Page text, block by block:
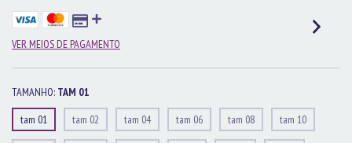
VER MEIOS DE PAGAMENTO
TAMANHO: TAM 01
tam 01
tam 02 tam 04 tam 06 tam 08 tam 10